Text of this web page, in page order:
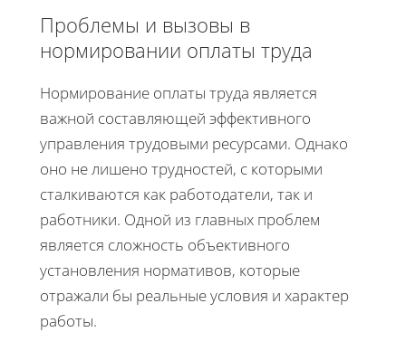
Проблемы и вызовы в
нормировании оплаты труда
Нормирование оплаты труда является
важной составляющей эффективного
управления трудовыми ресурсами. Однако
оно не лишено трудностей, с которыми
сталкиваются как работодатели, так и
работники. Одной из главных проблем
является сложность объективного
установления нормативов, которые
отражали бы реальные условия и характер
работы.